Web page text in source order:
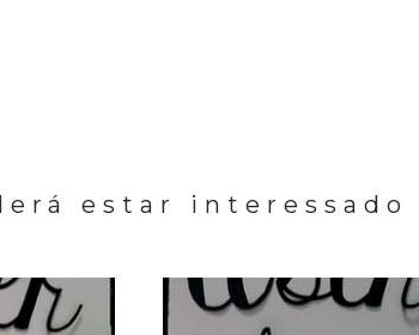
estar interessado